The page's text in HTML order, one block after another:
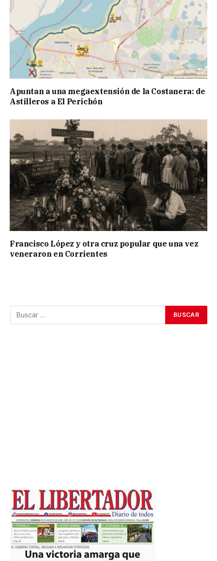
Apuntan a una megaextensión de la Costanera: de
Astilleros a El Perichón
Francisco López y otra cruz popular que una vez
veneraron en Corrientes